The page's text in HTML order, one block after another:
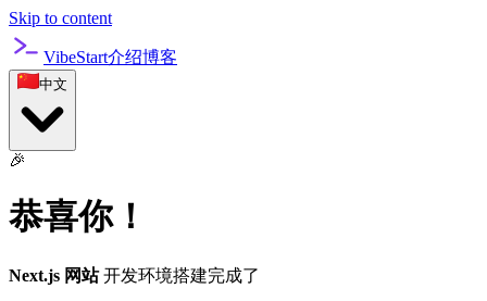
Skip to content
VibeStart介绍博客
中文
🎉
恭喜你！
Next.js 网站开发环境搭建完成了